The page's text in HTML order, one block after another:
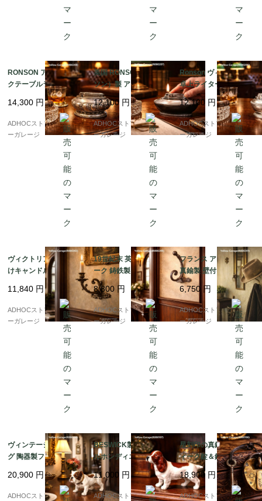
RONSON アンティー
クテーブルライター｜
クラウン・トレードマ
ーク刻印｜装飾的ラウ
ンドフォルム｜米国製
14,300 円
ADHOCストア・イエロ
ーガレージ
英国 RONSON（ロン
ソン）製 アンティーク
卓上ライター ? MADE I
N ENGLAND／クラブ
ハウス・スタイル ?
12,100 円
ADHOCストア・イエロ
ーガレージ
Ronson ヴィンテージ
卓上ライター｜英国製
11cm｜アールデコ調オ
ーバル型シルバーボデ
ィ
12,100 円
ADHOCストア・イエロ
ーガレージ
ヴィクトリアン調 壁付
けキャンドルスタンド
｜鋳鉄製・回転アーム
式（20cm）
11,840 円
ADHOCストア・イエロ
ーガレージ
19世紀末 英仏アンティ
ーク 鋳鉄製ウォールフ
ック（帽子＆コート
用）
8,800 円
ADHOCストア・イエロ
ーガレージ
フランス アンティーク
真鍮製 壁付けフック B
REVETE刻印 球体装飾
帽子・ガウン用（約23
cm）
6,750 円
ADHOCストア・イエロ
ーガレージ
ヴィンテージ ブルドッ
グ 陶器製フィギュリン
｜イギリス風クラシッ
ク装飾
20,900 円
ADHOCストア・イエロ
BESWICK製 コーイケ
ルホンディエ 陶器フィ
ギュリン（イングラン
ド製・10cm）
11,000 円
ADHOCストア・イエロ
星刻印の真鍮製アンテ
ィーク錠＆鍵セット（4
cm）– 守りと願いを閉
じ込めた小さな物語
18,900 円
ADHOCストア・イエロ